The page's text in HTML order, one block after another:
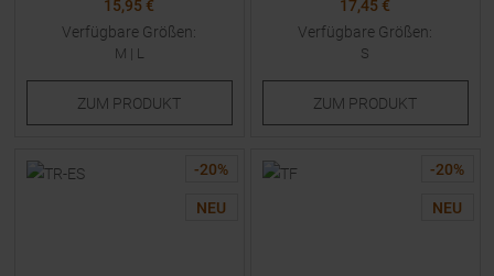
15,95 €
Verfügbare Größen:
M | L
ZUM PRODUKT
17,45 €
Verfügbare Größen:
S
ZUM PRODUKT
-20%
NEU
-20%
NEU